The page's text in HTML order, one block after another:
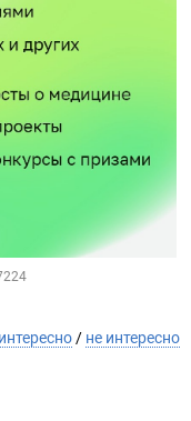
интересно / не интересно